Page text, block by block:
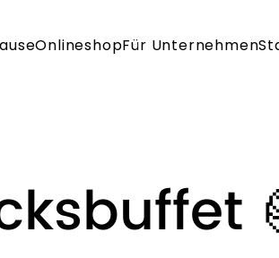
OnlineshopFür Unternehmen